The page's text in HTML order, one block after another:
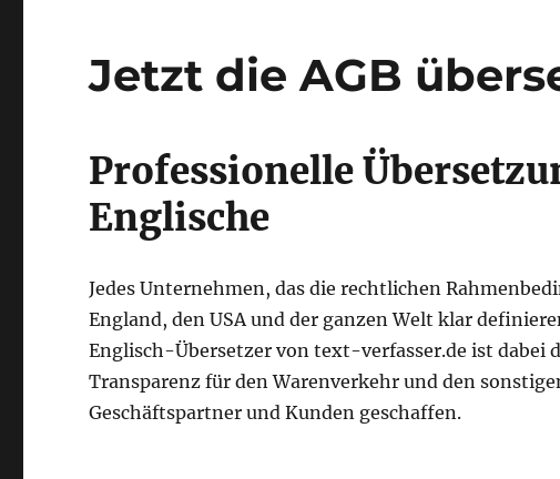
Jetzt die AGB
Professionelle
Englische
Jedes Unternehmen, das die rechtlichen
England, den USA und der ganzen Welt klar
Englisch-Übersetzer von text-verfasser.de ist dabei
Transparenz für den Warenverkehr und den
Geschäftspartner und Kunden geschaffen.